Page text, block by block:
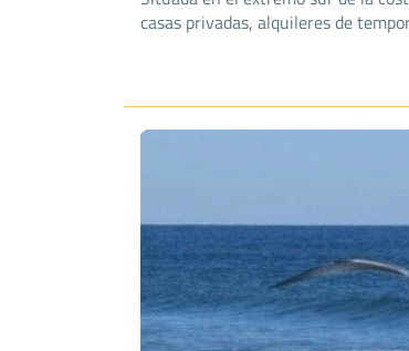
casas privadas, alquileres de